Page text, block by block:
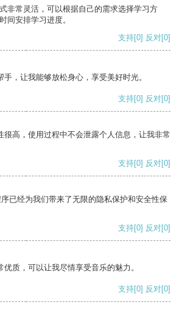
非常灵活，可以根据自己的需求选择学习方
间安排学习进度。
支持[0] 反对[0]
，让我能够放松身心，享受美好时光。
支持[0] 反对[0]
很高，使用过程中不会泄露个人信息，让我非常
支持[0] 反对[0]
已经为我们带来了无限的隐私保护和安全性保
支持[0] 反对[0]
质，可以让我尽情享受音乐的魅力。
支持[0] 反对[0]